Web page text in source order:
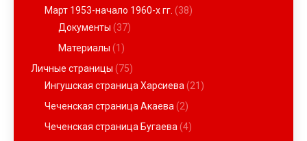
Март 1953-начало 1960-х гг. (38)
Документы (37)
Материалы (1)
Личные страницы (75)
Ингушская страница Харсиева (21)
Чеченская страница Акаева (2)
Чеченская страница Бугаева (4)